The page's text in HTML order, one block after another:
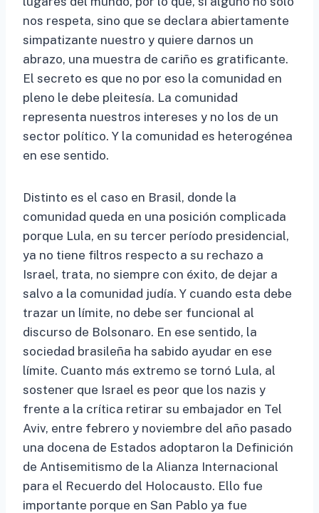
nos respeta, sino que se declara abiertamente
simpatizante nuestro y quiere darnos un
abrazo, una muestra de cariño es gratificante.
El secreto es que no por eso la comunidad en
pleno le debe pleitesía. La comunidad
representa nuestros intereses y no los de un
sector político. Y la comunidad es heterogénea
en ese sentido.
Distinto es el caso en Brasil, donde la
comunidad queda en una posición complicada
porque Lula, en su tercer período presidencial,
ya no tiene filtros respecto a su rechazo a
Israel, trata, no siempre con éxito, de dejar a
salvo a la comunidad judía. Y cuando esta debe
trazar un límite, no debe ser funcional al
discurso de Bolsonaro. En ese sentido, la
sociedad brasileña ha sabido ayudar en ese
límite. Cuanto más extremo se tornó Lula, al
sostener que Israel es peor que los nazis y
frente a la crítica retirar su embajador en Tel
Aviv, entre febrero y noviembre del año pasado
una docena de Estados adoptaron la Definición
de Antisemitismo de la Alianza Internacional
para el Recuerdo del Holocausto. Ello fue
importante porque en San Pablo ya fue